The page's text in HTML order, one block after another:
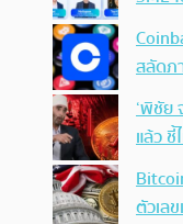
สลัดภ
‘พิชัย
แล้ว
ตัวเล